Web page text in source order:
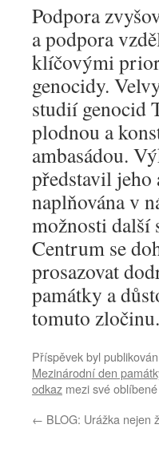
Podpora
a podpora
klíčovými
genocidy.
studií genocid
plodnou a
ambasádou.
představil jeho
naplňována v
možnosti další
Centrum se
prosazovat
památky a
tomuto zločinu.
Příspěvek byl
Mezinárodní den
odkaz mezi své
← BLOG: Urážka nejen